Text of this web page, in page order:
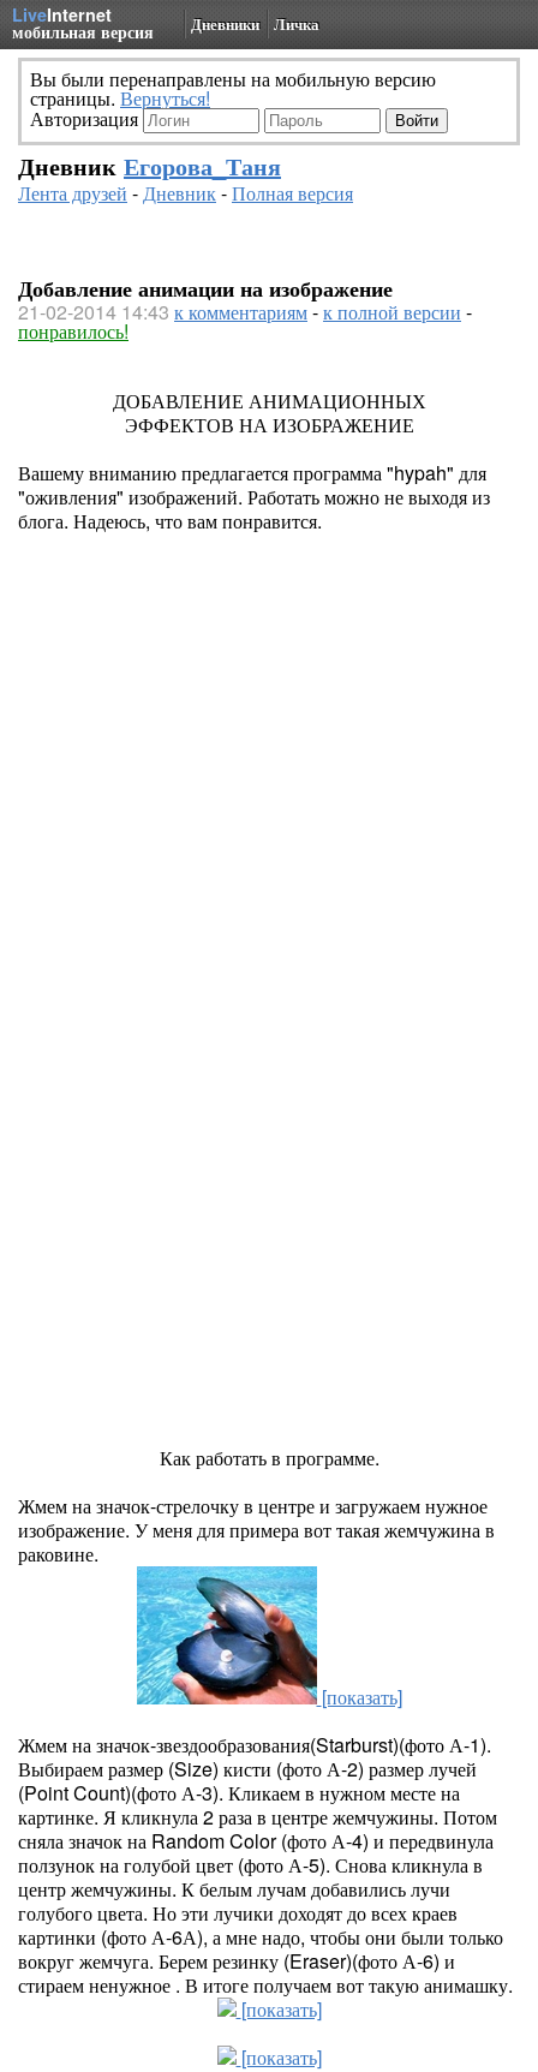
LiveInternet
мобильная версия Дневники Личка
Вы были перенаправлены на мобильную версию
страницы. Вернуться!
Авторизация
Дневник Егорова_Таня
Лента друзей -Дневник-Полная версия
Добавление анимации на изображение
21-02-2014 14:43 к комментариям-к полной версии -
понравилось!
ДОБАВЛЕНИЕ АНИМАЦИОННЫХ
ЭФФЕКТОВ НА ИЗОБРАЖЕНИЕ
Вашему вниманию предлагается программа "hypah" для
"оживления" изображений. Работать можно не выходя из
блога. Надеюсь, что вам понравится.
Как работать в программе.
Жмем на значок-стрелочку в центре и загружаем нужное
изображение. У меня для примера вот такая жемчужина в
раковине.
[показать]
Жмем на значок-звездообразования(Starburst)(фото А-1).
Выбираем размер (Size) кисти (фото А-2) размер лучей
(Point Count)(фото А-3). Кликаем в нужном месте на
картинке. Я кликнула 2 раза в центре жемчужины. Потом
сняла значок на Random Color (фото А-4) и передвинула
ползунок на голубой цвет (фото А-5). Снова кликнула в
центр жемчужины. К белым лучам добавились лучи
голубого цвета. Но эти лучики доходят до всех краев
картинки (фото А-6А), а мне надо, чтобы они были только
вокруг жемчуга. Берем резинку (Eraser)(фото А-6) и
стираем ненужное . В итоге получаем вот такую анимашку.
[показать]
[показать]